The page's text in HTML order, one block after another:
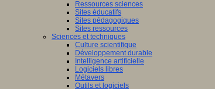
Ressources sciences
Sites éducatifs
Sites pédagogiques
Sites ressources
Sciences et techniques
Culture scientifique
Développement durable
Intelligence artificielle
Logiciels libres
Métavers
Outils et logiciels